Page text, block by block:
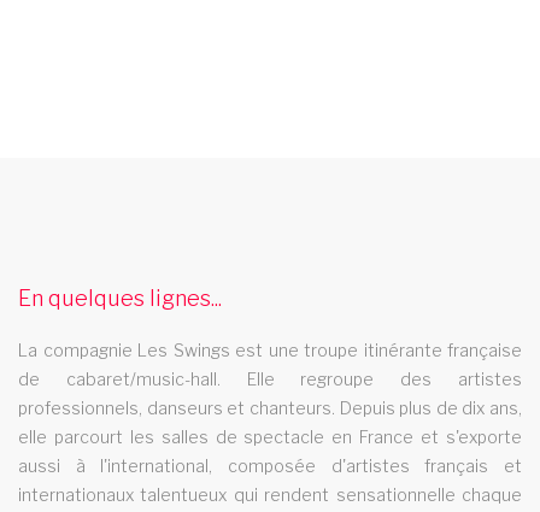
La revue cabaret Les Swings se deplace dans la region lorraine
comedie musicale auvergne rhone alpes
La revue cabaret Les Swings vous propose un grand nombre
de tableaux de comedie musicale et se deplace dans la region
auvergne rhone alpes
spectacle music hall deux sevres 79
En quelques lignes...
La compagnie Les Swings est une troupe itinérante française
de cabaret/music-hall. Elle regroupe des artistes
professionnels, danseurs et chanteurs. Depuis plus de dix ans,
elle parcourt les salles de spectacle en France et s'exporte
aussi à l'international, composée d'artistes français et
internationaux talentueux qui rendent sensationnelle chaque